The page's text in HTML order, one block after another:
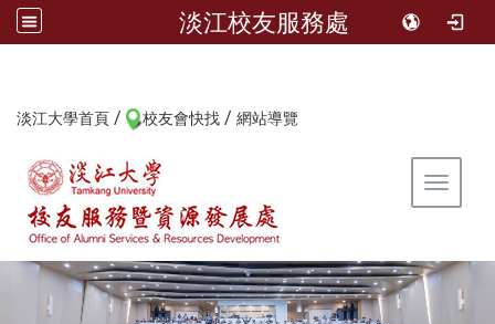
淡江校友服務處
淡江大學首頁 / 校友會快找 / 網站導覽
Toggle